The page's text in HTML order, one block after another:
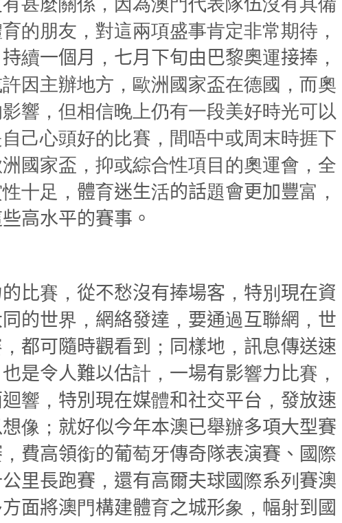
甚麼關係，因為澳門代表隊伍沒有具備
的朋友，對這兩項盛事肯定非常期待，
持續一個月 ， 七月下旬由巴黎奧運接捧 ，
許因主辦地方，歐洲國家盃在德國，而奧
響，但相信晚上仍有一段美好時光可以
己心頭好的比賽，間唔中或周末時捱下
國家盃，抑或綜合性項目的奧運會，全
十足， 體育迷生活的話題會更加豐富，
高水平的賽事。
比賽， 從不愁沒有捧場客 ， 特別 現在資
的世界， 網絡發達 ， 要通過互聯網 ， 世
都可隨時觀看到 ； 同樣地 ， 訊息傳送速
也是令人難以估計， 一場有影響力比賽，
響， 特別現在媒體和社交平台 ， 發放速
像； 就好似今年本澳已舉辦多項大型賽
， 費高領銜的葡萄牙傳奇隊表演賽、國 際
里長跑賽 ， 還有高爾夫球國 際系列 賽澳
面將澳門構建體育之城形象， 幅射到國